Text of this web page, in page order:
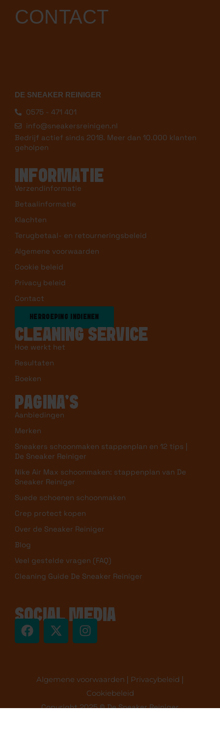
CONTACT
DE SNEAKER REINIGER
0575 - 471 401
info@sneakersreinigen.nl
Bedrijf actief sinds 2018. Meer dan 10.000 klanten
geholpen
INFORMATIE
Verzendinformatie
Betaalinformatie
Klachten
Terugbetaal- en retourneringsbeleid
Algemene voorwaarden
Cookie beleid
Privacy beleid
Contact
HERROEPING INDIENEN
CLEANING SERVICE
Hoe werkt het
Resultaten
Boeken
PAGINA’S
Aanbiedingen
Merken
Sneakers schoonmaken stappenplan en 12 tips |
De Sneaker Reiniger
Nike Air Max schoonmaken: stappenplan van De
Sneaker Reiniger
Suede schoenen schoonmaken
Crep protect kopen
Over de Sneaker Reiniger
Blog
Veel gestelde vragen (FAQ)
Cleaning Guide De Sneaker Reiniger
SOCIAL MEDIA
Algemene voorwaarden | Privacybeleid |
Cookiebeleid
Copyright 2025 © De Sneaker Reiniger